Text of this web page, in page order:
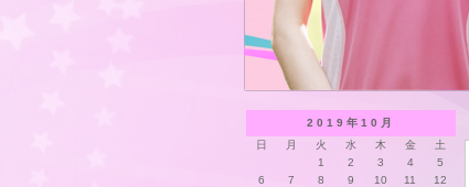
2019年10月
日
月 火 水 木 金
土
1
2 3 4
5
6
7 8 9 10 11
12